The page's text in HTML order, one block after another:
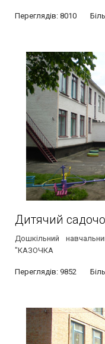
Переглядів: 8010
Дитячий
Дошкільний
"КАЗОЧКА
Переглядів: 9852